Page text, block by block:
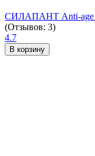
СИЛАПАНТ Anti-age
(Отзывов: 3)
4.7
В корзину